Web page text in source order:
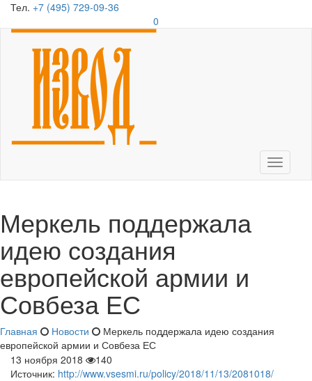
Тел. +7 (495) 729-09-36
0
Toggle
Меркель поддержала
идею создания
европейской армии и
Совбеза ЕС
Главная Новости
Меркель поддержала идею создания
европейской армии и Совбеза ЕС
13 ноября 2018
140
Источник: http://www.vsesmi.ru/policy/2018/11/13/2081018/